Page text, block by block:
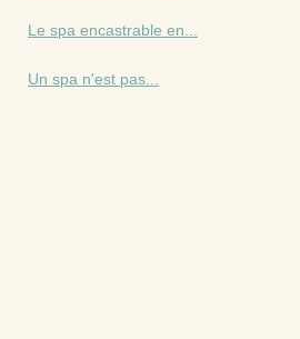
Le spa encastrable en...
Un spa n'est pas...